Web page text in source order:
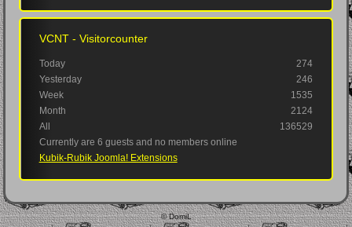
VCNT - Visitorcounter
Today
274
Yesterday
246
Week
1535
Month
2124
All
136529
Currently are 6 guests and no members online
Kubik-Rubik Joomla! Extensions
© DomiL